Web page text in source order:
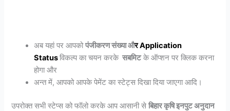
अब यहां पर आपकोपंजीकरण संख्या औरApplication
Statusविकल्प का चयन करके सबमिटके ऑप्शन पर क्लिक करना
होगा और
अन्त में, आपको आपके पेमेंट का स्टेट्स दिखा दिया जाएगा आदि।
उपरोक्त सभी स्टेप्स को फॉलो करके आप आसानी सेबिहार कृषि इनपुट अनुदान